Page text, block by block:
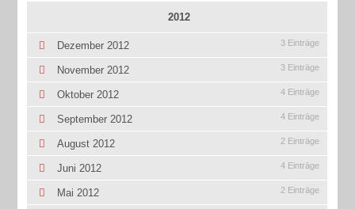
2012
Dezember 2012 3 Einträge
November 2012 3 Einträge
Oktober 2012 4 Einträge
September 2012 4 Einträge
August 2012 2 Einträge
Juni 2012 4 Einträge
Mai 2012 2 Einträge